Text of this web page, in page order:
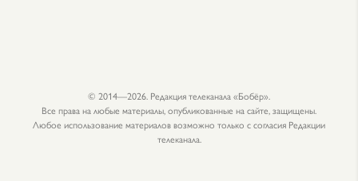
© 2014—2026. Редакция телеканала «Бобёр».
Все права на любые материалы, опубликованные на сайте, защищены.
Любое использование материалов возможно только с согласия Редакции
телеканала.